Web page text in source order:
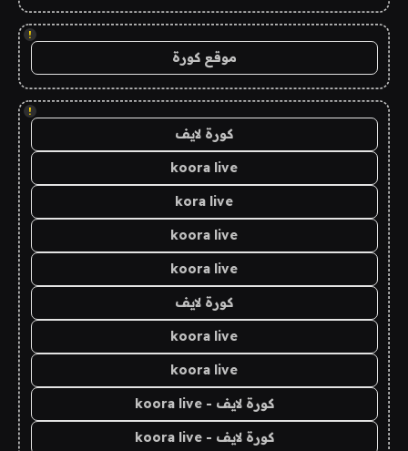
!
موقع كورة
!
كورة لايف
koora live
kora live
koora live
koora live
كورة لايف
koora live
koora live
كورة لايف - koora live
كورة لايف - koora live